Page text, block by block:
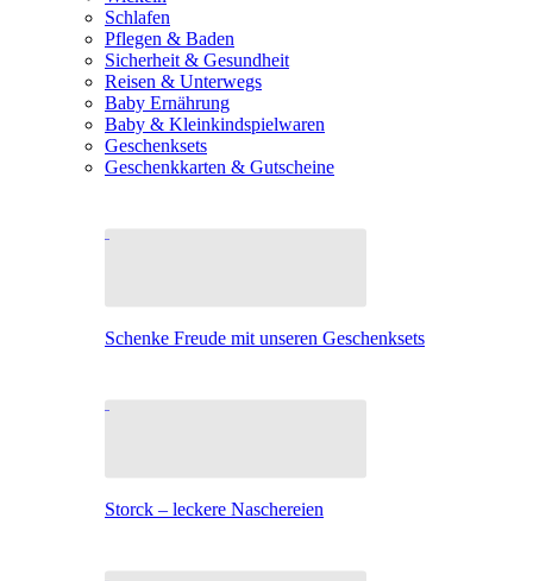
Schlafen
Pflegen & Baden
Sicherheit & Gesundheit
Reisen & Unterwegs
Baby Ernährung
Baby & Kleinkindspielwaren
Geschenksets
Geschenkkarten & Gutscheine
Schenke Freude mit unseren Geschenksets
Storck – leckere Naschereien